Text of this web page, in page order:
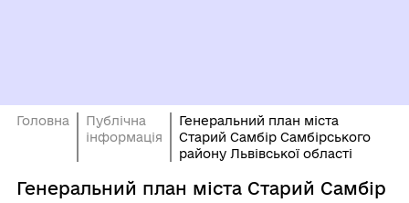
Головна
Публічна
інформація
Генеральний план міста
Старий Самбір Самбірського
району Львівської області
Генеральний план міста Старий Самбір